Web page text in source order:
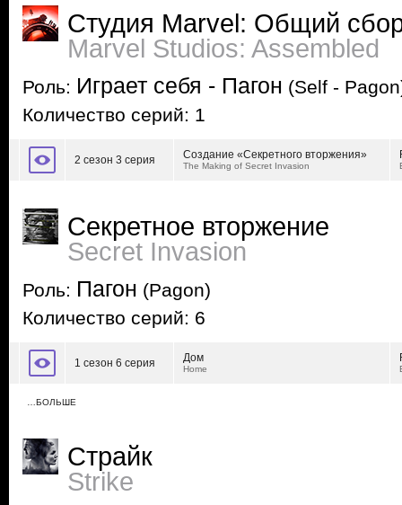
Студия Marvel: Общий
Marvel Studios: Assembled
Роль: Играет себя - Пагон (Self -
Количество серий: 1
2 сезон 3 серия Создание «Секретного вторжения»
The Making of Secret Invasion
Секретное вторжение
Secret Invasion
Роль: Пагон (Pagon)
Количество серий: 6
1 сезон 6 серия Дом
Home
…БОЛЬШЕ
Страйк
Strike